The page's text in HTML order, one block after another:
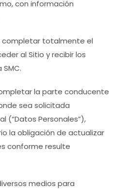
con información
completar totalmente el
al Sitio y recibir los
la parte conducente
sea solicitada
(“Datos Personales”),
la obligación de actualizar
conforme resulte
medios para